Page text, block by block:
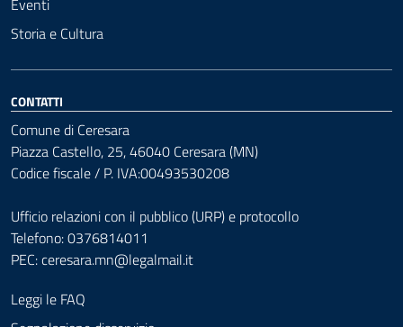
Storia e Cultura
CONTATTI
Comune di Ceresara
Piazza Castello, 25, 46040 Ceresara (MN)
Codice fiscale / P. IVA:00493530208
Ufficio relazioni con il pubblico (URP) e protocollo
Telefono: 0376814011
PEC:ceresara.mn@legalmail.it
Leggi le FAQ